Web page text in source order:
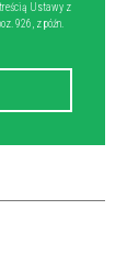
treścią Ustawy z
926, z późn.